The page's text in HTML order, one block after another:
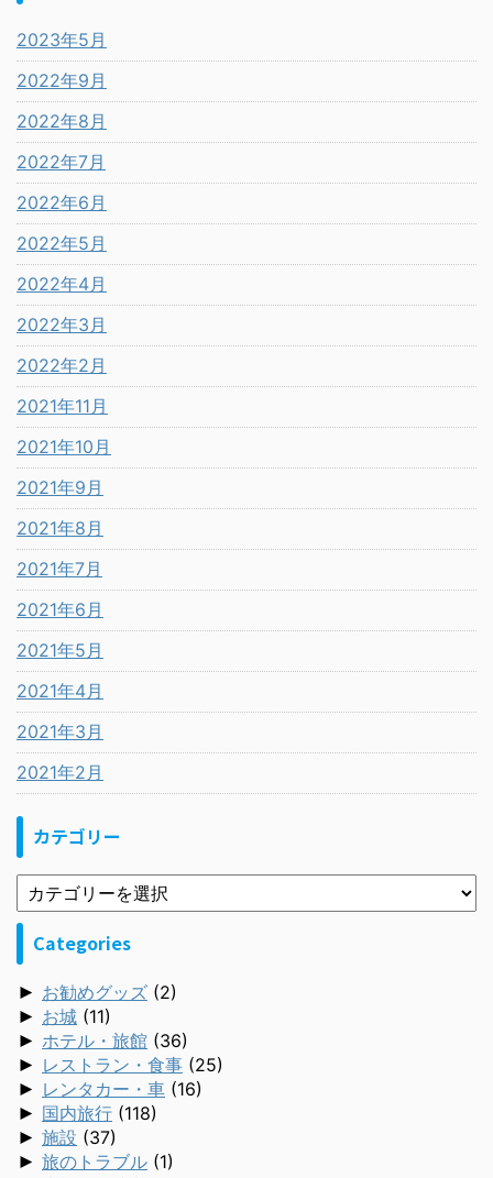
2023年5月
2022年9月
2022年8月
2022年7月
2022年6月
2022年5月
2022年4月
2022年3月
2022年2月
2021年11月
2021年10月
2021年9月
2021年8月
2021年7月
2021年6月
2021年5月
2021年4月
2021年3月
2021年2月
カテゴリー
Categories
► お勧めグッズ (2)
► お城 (11)
► ホテル・旅館 (36)
► レストラン・食事 (25)
► レンタカー・車 (16)
► 国内旅行 (118)
► 施設 (37)
► 旅のトラブル (1)